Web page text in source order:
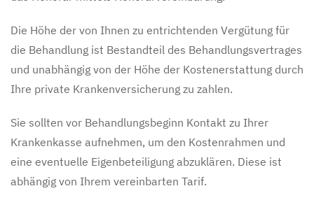
Die Höhe der von Ihnen zu entrichtenden Vergütung für
die Behandlung ist Bestandteil des Behandlungsvertrages
und unabhängig von der Höhe der Kostenerstattung durch
Ihre private Krankenversicherung zu zahlen.
Sie sollten vor Behandlungsbeginn Kontakt zu Ihrer
Krankenkasse aufnehmen, um den Kostenrahmen und
eine eventuelle Eigenbeteiligung abzuklären. Diese ist
abhängig von Ihrem vereinbarten Tarif.